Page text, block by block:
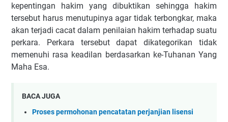
kepentingan hakim yang dibuktikan sehingga hakim
tersebut harus menutupinya agar tidak terbongkar, maka
akan terjadi cacat dalam penilaian hakim terhadap suatu
perkara. Perkara tersebut dapat dikategorikan tidak
memenuhi rasa keadilan berdasarkan ke-Tuhanan Yang
Maha Esa.
BACA JUGA
Proses permohonan pencatatan perjanjian lisensi